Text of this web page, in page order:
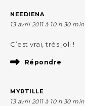
NEEDIENA
13 avril 2011 à 10 h 30 min
C’est vrai, très joli !
Répondre
MYRTILLE
13 avril 2011 à 10 h 30 min